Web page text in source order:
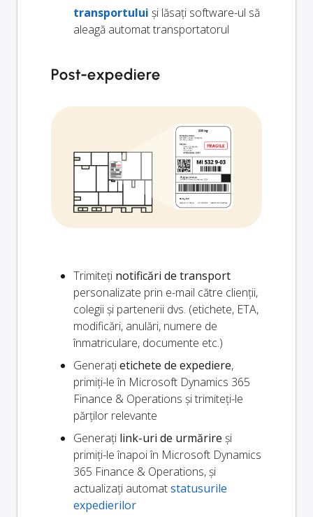
transportului și lăsați software-ul să
aleagă automat transportatorul
Post-expediere
Trimiteți notificări de transport
personalizate prin e-mail către clienții,
colegii și partenerii dvs. (etichete, ETA,
modificări, anulări, numere de
înmatriculare, documente etc.)
Generațietichete de expediere,
primiți-le în Microsoft Dynamics 365
Finance & Operations și trimiteți-le
părților relevante
Generați link-uri de urmărire și
primiți-le înapoi în Microsoft Dynamics
365 Finance & Operations, și
actualizați automatstatusurile
expedierilor